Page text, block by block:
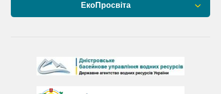
ЕкоПросвіта
День Дунаю